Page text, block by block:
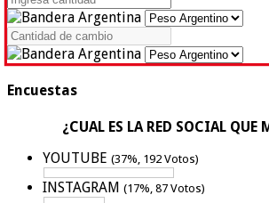
Encuestas
¿CUAL ES LA RED SOCIAL QUE
YOUTUBE (37%, 192 Votos)
INSTAGRAM (17%, 87 Votos)